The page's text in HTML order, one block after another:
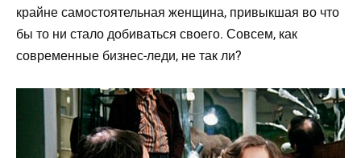
крайне самостоятельная женщина, привыкшая во что
бы то ни стало добиваться своего. Совсем, как
современные бизнес-леди, не так ли?